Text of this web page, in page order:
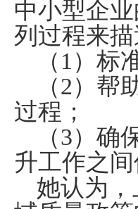
中小型企
列过程来描
（ 1 ）标
（2）帮
过程；
（3）确
升工作之
她认为